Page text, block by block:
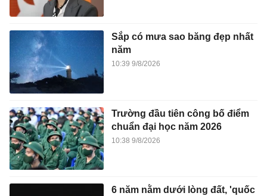
Sắp có mưa sao băng đẹp nhất
năm
10:39 9/8/2026
Trường đầu tiên công bố điểm
chuẩn đại học năm 2026
10:38 9/8/2026
6 năm nằm dưới lòng đất, 'quốc